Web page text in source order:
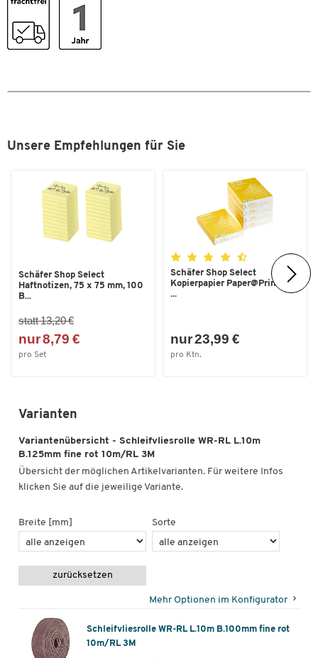
Unsere Empfehlungen für Sie
Schäfer Shop Select
Haftnotizen, 75 x 75 mm, 100
B...
statt 13,20 €
nur 8,79 €
pro Set
Schäfer Shop Select
Kopierpapier Paper@Print, DIN
...
nur 23,99 €
pro Ktn.
Varianten
Variantenübersicht - Schleifvliesrolle WR-RL L.10m
B.125mm fine rot 10m/RL 3M
Übersicht der möglichen Artikelvarianten. Für weitere Infos
klicken Sie auf die jeweilige Variante.
Breite [mm] Sorte
zurücksetzen
Mehr Optionen im Konfigurator
Schleifvliesrolle WR-RL L.10m B.100mm fine rot
10m/RL 3M